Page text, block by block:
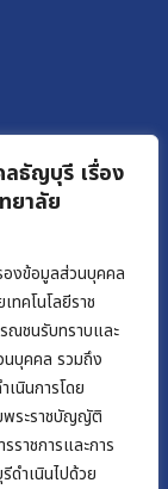
ลธัญบุรี เรื่อง
ยาลัย
องข้อมูลส่วนบุคคล
ทคโนโลยีราช
ณชนรับทราบและ
นบุคคล รวมถึง
นินการโดย
พระราชบัญญัติ
ราชการและการ
ดำเนินไปด้วย